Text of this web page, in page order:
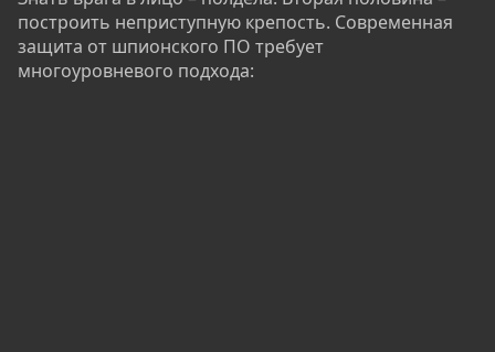
построить неприступную крепость. Современная
защита от шпионского ПО требует
многоуровневого подхода: